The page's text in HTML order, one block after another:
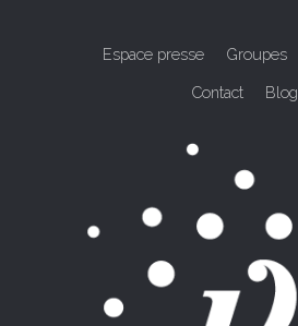
Espace presse Groupes
Contact Blog